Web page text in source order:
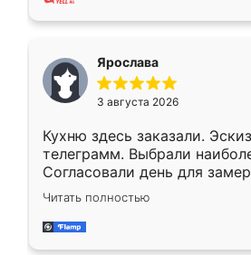
Ярослава
3 августа 2026
Кухню здесь заказали.
телеграмм. Выбрали
Согласовали день для
недели кухня была уже
довольны работой. Спасибо
мебель за качественную
Читать полностью